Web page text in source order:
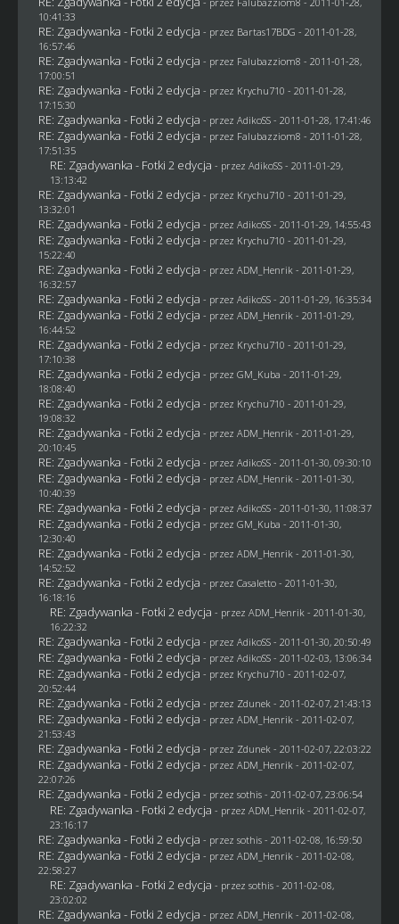
10:41:33
RE: Zgadywanka - Fotki 2 edycja - przez Bartas17BDG - 2011-01-28,
16:57:46
RE: Zgadywanka - Fotki 2 edycja - przez Falubazziom8 - 2011-01-28,
17:00:51
RE: Zgadywanka - Fotki 2 edycja - przez Krychu710 - 2011-01-28,
17:15:30
RE: Zgadywanka - Fotki 2 edycja - przez AdikoSS - 2011-01-28, 17:41:46
RE: Zgadywanka - Fotki 2 edycja - przez Falubazziom8 - 2011-01-28,
17:51:35
RE: Zgadywanka - Fotki 2 edycja - przez AdikoSS - 2011-01-29,
13:13:42
RE: Zgadywanka - Fotki 2 edycja - przez Krychu710 - 2011-01-29,
13:32:01
RE: Zgadywanka - Fotki 2 edycja - przez AdikoSS - 2011-01-29, 14:55:43
RE: Zgadywanka - Fotki 2 edycja - przez Krychu710 - 2011-01-29,
15:22:40
RE: Zgadywanka - Fotki 2 edycja - przez ADM_Henrik - 2011-01-29,
16:32:57
RE: Zgadywanka - Fotki 2 edycja - przez AdikoSS - 2011-01-29, 16:35:34
RE: Zgadywanka - Fotki 2 edycja - przez ADM_Henrik - 2011-01-29,
16:44:52
RE: Zgadywanka - Fotki 2 edycja - przez Krychu710 - 2011-01-29,
17:10:38
RE: Zgadywanka - Fotki 2 edycja - przez GM_Kuba - 2011-01-29,
18:08:40
RE: Zgadywanka - Fotki 2 edycja - przez Krychu710 - 2011-01-29,
19:08:32
RE: Zgadywanka - Fotki 2 edycja - przez ADM_Henrik - 2011-01-29,
20:10:45
RE: Zgadywanka - Fotki 2 edycja - przez AdikoSS - 2011-01-30, 09:30:10
RE: Zgadywanka - Fotki 2 edycja - przez ADM_Henrik - 2011-01-30,
10:40:39
RE: Zgadywanka - Fotki 2 edycja - przez AdikoSS - 2011-01-30, 11:08:37
RE: Zgadywanka - Fotki 2 edycja - przez GM_Kuba - 2011-01-30,
12:30:40
RE: Zgadywanka - Fotki 2 edycja - przez ADM_Henrik - 2011-01-30,
14:52:52
RE: Zgadywanka - Fotki 2 edycja - przez Casaletto- 2011-01-30,
16:18:16
RE: Zgadywanka - Fotki 2 edycja - przez ADM_Henrik - 2011-01-30,
16:22:32
RE: Zgadywanka - Fotki 2 edycja - przez AdikoSS - 2011-01-30, 20:50:49
RE: Zgadywanka - Fotki 2 edycja - przez AdikoSS - 2011-02-03, 13:06:34
RE: Zgadywanka - Fotki 2 edycja - przez Krychu710 - 2011-02-07,
20:52:44
RE: Zgadywanka - Fotki 2 edycja - przez Zdunek - 2011-02-07, 21:43:13
RE: Zgadywanka - Fotki 2 edycja - przez ADM_Henrik - 2011-02-07,
21:53:43
RE: Zgadywanka - Fotki 2 edycja - przez Zdunek - 2011-02-07, 22:03:22
RE: Zgadywanka - Fotki 2 edycja - przez ADM_Henrik - 2011-02-07,
22:07:26
RE: Zgadywanka - Fotki 2 edycja - przez sothis- 2011-02-07, 23:06:54
RE: Zgadywanka - Fotki 2 edycja - przez ADM_Henrik - 2011-02-07,
23:16:17
RE: Zgadywanka - Fotki 2 edycja - przez sothis- 2011-02-08, 16:59:50
RE: Zgadywanka - Fotki 2 edycja - przez ADM_Henrik - 2011-02-08,
22:58:27
RE: Zgadywanka - Fotki 2 edycja - przez sothis- 2011-02-08,
23:02:02
RE: Zgadywanka - Fotki 2 edycja - przez ADM_Henrik - 2011-02-08,